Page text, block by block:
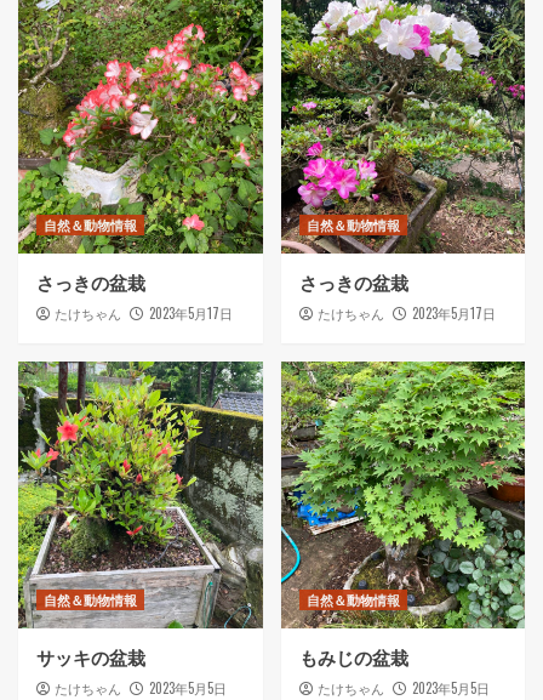
自然＆動物情報
さっきの盆栽
たけちゃん 2023年5月17日
自然＆動物情報
さっきの盆栽
たけちゃん 2023年5月17日
自然＆動物情報
サッキの盆栽
たけちゃん 2023年5月5日
自然＆動物情報
もみじの盆栽
たけちゃん 2023年5月5日